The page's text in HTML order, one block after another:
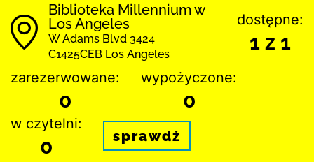
Biblioteka Millennium w
Los Angeles
W Adams Blvd 3424
C1425CEB Los Angeles
dostępne:
1 z 1
zarezerwowane:
0
wypożyczone:
0
w czytelni:
0 sprawdź